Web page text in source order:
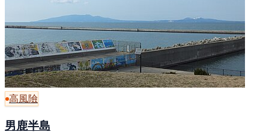
高風險
男鹿半島